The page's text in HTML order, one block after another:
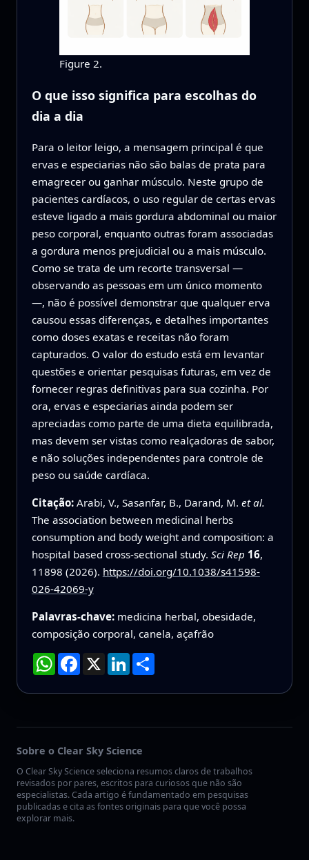
Figure 2.
O que isso significa para escolhas do
dia a dia
Para o leitor leigo, a mensagem principal é que
ervas e especiarias não são balas de prata para
emagrecer ou ganhar músculo. Neste grupo de
pacientes cardíacos, o uso regular de certas ervas
esteve ligado a mais gordura abdominal ou maior
peso corporal, enquanto outras foram associadas
a gordura menos prejudicial ou a mais músculo.
Como se trata de um recorte transversal —
observando as pessoas em um único momento
—, não é possível demonstrar que qualquer erva
causou essas diferenças, e detalhes importantes
como doses exatas e receitas não foram
capturados. O valor do estudo está em levantar
questões e orientar pesquisas futuras, em vez de
fornecer regras definitivas para sua cozinha. Por
ora, ervas e especiarias ainda podem ser
apreciadas como parte de uma dieta equilibrada,
mas devem ser vistas como realçadoras de sabor,
e não soluções independentes para controle de
peso ou saúde cardíaca.
Citação: Arabi, V., Sasanfar, B., Darand, M. et al.
The association between medicinal herbs
consumption and body weight and composition: a
hospital based cross-sectional study. Sci Rep 16,
11898 (2026). https://doi.org/10.1038/s41598-
026-42069-y
Palavras-chave: medicina herbal, obesidade,
composição corporal, canela, açafrão
WhatsApp
Facebook
X LinkedInCompartilhar
Sobre o Clear Sky Science
O Clear Sky Science seleciona resumos claros de trabalhos
revisados por pares, escritos para curiosos que não são
especialistas. Cada artigo é fundamentado em pesquisas
publicadas e cita as fontes originais para que você possa
explorar mais.